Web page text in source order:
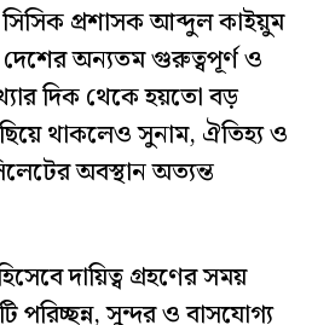
সিসিক প্রশাসক আব্দুল কাইয়ুম
অন্যতম গুরুত্বপূর্ণ ও
দিক থেকে হয়তো বড়
থাকলেও সুনাম, ঐতিহ্য ও
অবস্থান অত্যন্ত
দায়িত্ব গ্রহণের সময়
পরিচ্ছন্ন, সুন্দর ও বাসযোগ্য